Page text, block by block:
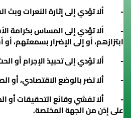
- ألا تؤدي إلى إثارة النعرات وبث
- ألا تؤدي إلى المساس بكرامة
ابتزازهم، أو إلى الإضرار بسمعتهم،
- ألا تؤدي إلى تحبيذ الإجرام أو
- ألا تضر بالوضع الاقتصادي، أو
- ألا تفشي وقائع التحقيقات أو
على إذن من الجهة المختصة.